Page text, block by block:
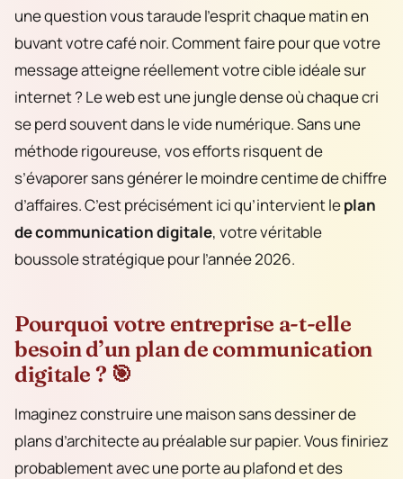
une question vous taraude l’esprit chaque matin en
buvant votre café noir. Comment faire pour que votre
message atteigne réellement votre cible idéale sur
internet ? Le web est une jungle dense où chaque cri
se perd souvent dans le vide numérique. Sans une
méthode rigoureuse, vos efforts risquent de
s’évaporer sans générer le moindre centime de chiffre
d’affaires. C’est précisément ici qu’intervient leplan
de communication digitale, votre véritable
boussole stratégique pour l’année 2026.
Pourquoi votre entreprise a-t-elle
besoin d’un plan de communication
digitale ? 🎯
Imaginez construire une maison sans dessiner de
plans d’architecte au préalable sur papier. Vous finiriez
probablement avec une porte au plafond et des